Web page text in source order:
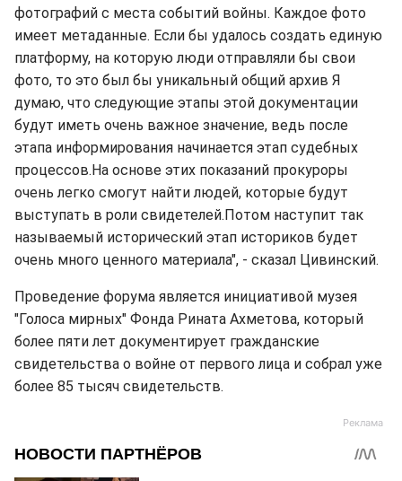
фотографий с места событий войны. Каждое фото
имеет метаданные. Если бы удалось создать единую
платформу, на которую люди отправляли бы свои
фото, то это был бы уникальный общий архив Я
думаю, что следующие этапы этой документации
будут иметь очень важное значение, ведь после
этапа информирования начинается этап судебных
процессов.На основе этих показаний прокуроры
очень легко смогут найти людей, которые будут
выступать в роли свидетелей.Потом наступит так
называемый исторический этап историков будет
очень много ценного материала", - сказал Цивинский.
Проведение форума является инициативой музея
"Голоса мирных" Фонда Рината Ахметова, который
более пяти лет документирует гражданские
свидетельства о войне от первого лица и собрал уже
более 85 тысяч свидетельств.